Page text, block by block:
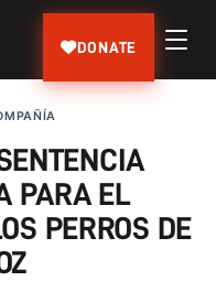
DONATE
PARA EL
PERROS DE